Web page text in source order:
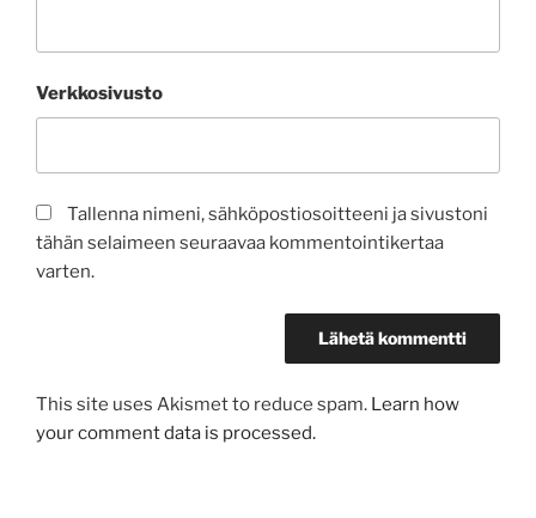
Verkkosivusto
Tallenna nimeni, sähköpostiosoitteeni ja sivustoni
tähän selaimeen seuraavaa kommentointikertaa
varten.
This site uses Akismet to reduce spam. Learn how
your comment data is processed.